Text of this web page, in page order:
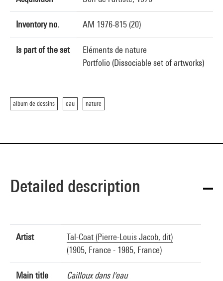
Inventory no. AM 1976-815 (20)
Is part of the set
Eléments de nature
Portfolio (Dissociable set of artworks)
album de dessins eau nature
Detailed description
Artist
Tal-Coat (Pierre-Louis Jacob, dit)
(1905, France - 1985, France)
Main title Cailloux dans l'eau